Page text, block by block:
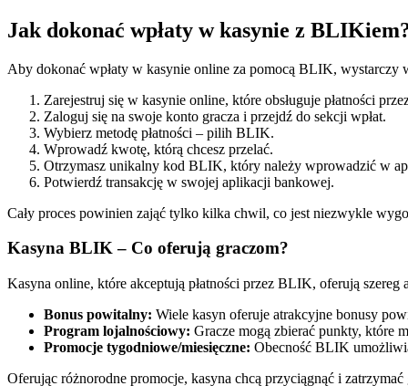
Jak dokonać wpłaty w kasynie z
Aby dokonać wpłaty w kasynie online za pomocą BLIK,
Zarejestruj się w kasynie online, które obsługuje płatności
Zaloguj się na swoje konto gracza i przejdź do sekcji wpłat.
Wybierz metodę płatności – pilih BLIK.
Wprowadź kwotę, którą chcesz przelać.
Otrzymasz unikalny kod BLIK, który należy wprowadzić w
Potwierdź transakcję w swojej aplikacji bankowej.
Cały proces powinien zająć tylko kilka chwil, co jest niezwykle
Kasyna BLIK – Co oferują graczom?
Kasyna online, które akceptują płatności przez BLIK, oferują
Bonus powitalny: Wiele kasyn oferuje atrakcyjne bonusy
Program lojalnościowy: Gracze mogą zbierać punkty, które
Promocje tygodniowe/miesięczne: Obecność BLIK
Oferując różnorodne promocje, kasyna chcą przyciągnąć i